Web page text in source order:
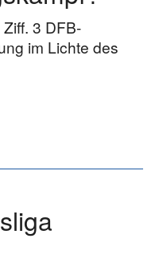
3 DFB-
im Lichte des